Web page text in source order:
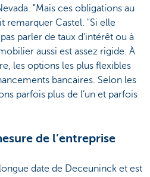
"Mais ces obligations au
remarquer Castel. "Si elle
parler de taux d’intérêt ou à
aussi est assez rigide. À
les options les plus flexibles
bancaires. Selon les
parfois plus de l’un et parfois
de l’entreprise
date de Deceuninck et est